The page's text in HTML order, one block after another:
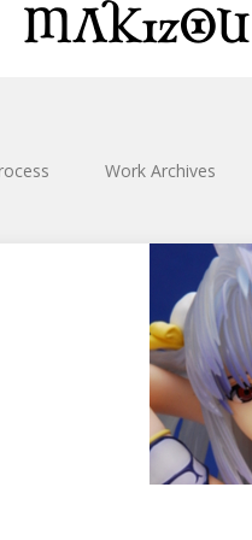
Work Archives